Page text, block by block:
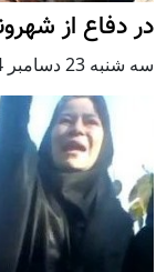
در دفاع از
سه شنبه 23 دسامبر 2014